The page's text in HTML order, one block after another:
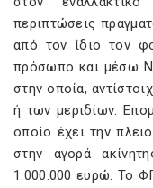
περιπτώσεις
από τον ίδιο τον
πρόσωπο και μέσω
στην οποία,
ή των μεριδίων.
οποίο έχει την
στην αγορά
1.000.000 ευρώ. Το